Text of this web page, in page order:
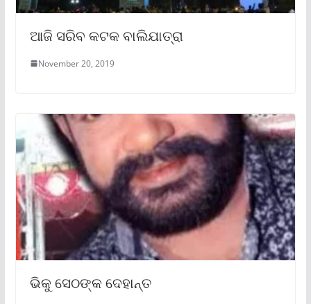
ଆଜି ସରିବ କଟକ ବାଲିଯାତ୍ରା
November 20, 2019
ଭିକୁ ସେଠଙ୍କ ଦେହାନ୍ତ